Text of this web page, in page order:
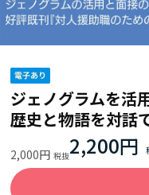
ジェノグラムを
歴史と物語を対話
2,000円 2,200円